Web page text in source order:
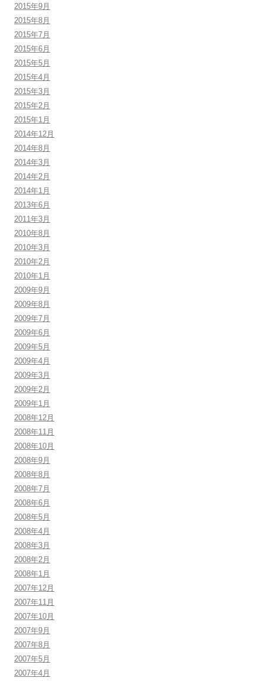
2015年9月
2015年8月
2015年7月
2015年6月
2015年5月
2015年4月
2015年3月
2015年2月
2015年1月
2014年12月
2014年8月
2014年3月
2014年2月
2014年1月
2013年6月
2011年3月
2010年8月
2010年3月
2010年2月
2010年1月
2009年9月
2009年8月
2009年7月
2009年6月
2009年5月
2009年4月
2009年3月
2009年2月
2009年1月
2008年12月
2008年11月
2008年10月
2008年9月
2008年8月
2008年7月
2008年6月
2008年5月
2008年4月
2008年3月
2008年2月
2008年1月
2007年12月
2007年11月
2007年10月
2007年9月
2007年8月
2007年5月
2007年4月